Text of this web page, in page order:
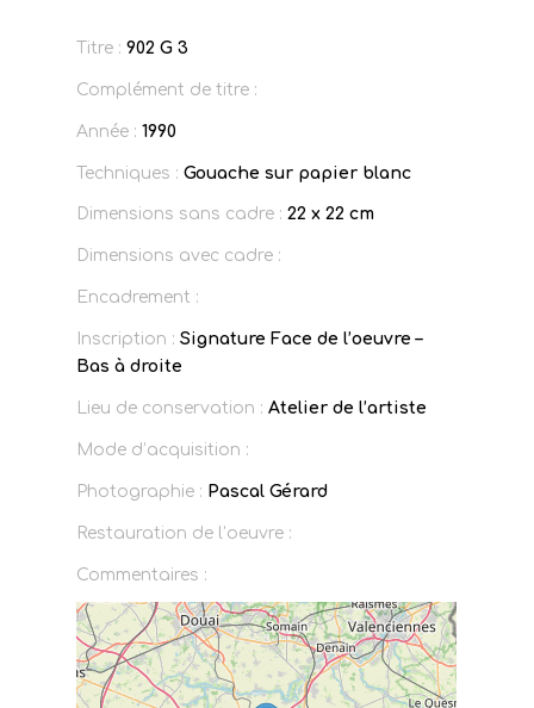
Titre : 902 G 3
Complément de titre :
Année : 1990
Techniques : Gouache sur papier blanc
Dimensions sans cadre : 22 x 22 cm
Dimensions avec cadre :
Encadrement :
Inscription : Signature Face de l’oeuvre –
Bas à droite
Lieu de conservation : Atelier de l’artiste
Mode d’acquisition :
Photographie : Pascal Gérard
Restauration de l’oeuvre :
Commentaires :